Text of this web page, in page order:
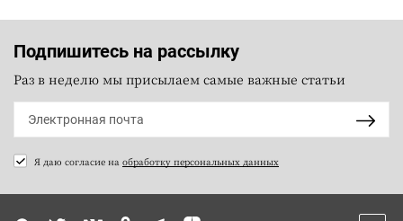
Подпишитесь на рассылку
Раз в неделю мы присылаем самые важные статьи
Я даю согласие на обработку персональных данных